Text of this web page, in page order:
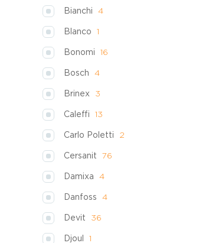
Bianchi 4
Blanco 1
Bonomi 16
Bosch 4
Brinex 3
Caleffi 13
Carlo Poletti 2
Cersanit 76
Damixa 4
Danfoss 4
Devit 36
Djoul 1